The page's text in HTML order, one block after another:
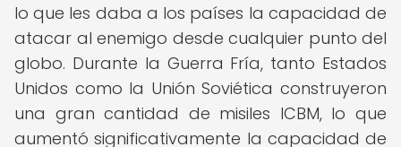
lo que les daba a los países la capacidad de
atacar al enemigo desde cualquier punto del
globo. Durante la Guerra Fría, tanto Estados
Unidos como la Unión Soviética construyeron
una gran cantidad de misiles ICBM, lo que
aumentó significativamente la capacidad de